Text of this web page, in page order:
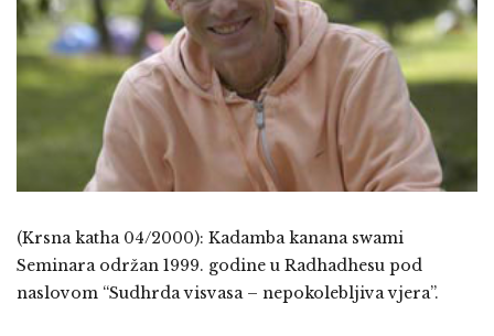
(Krsna katha 04/2000): Kadamba kanana swami
Seminara održan 1999. godine u Radhadhesu pod
naslovom “Sudhrda visvasa – nepokolebljiva vjera”.